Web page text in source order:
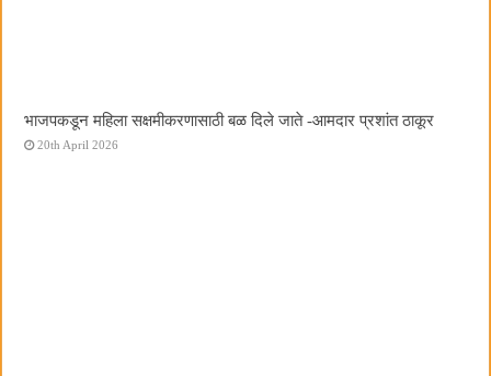
भाजपकडून महिला सक्षमीकरणासाठी बळ दिले जाते -आमदार प्रशांत ठाकूर
20th April 2026